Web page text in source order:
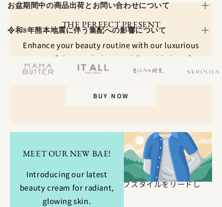
THE PERFECT PRESENT
Enhance your beauty routine with our luxurious
cream gift box. Includes a cuddly teddy bear for
added charm. Limited availability.
BUY NOW
MEET OUR NEW BAE!
Introducing our latest
beauty cream for radiant,
glowing skin.
お盆期間中の商品出荷とお問い合わせについて
令和8年熊本地震に伴う集配への影響について
SINCERE GARDENで心と体が喜ぶ癒しを感じてもら
自分で自分を癒せるようになることで、
自分の周りの人も癒していけるように。
日々の自分を癒し、整えるライフスタイルをリードし
ていきます。